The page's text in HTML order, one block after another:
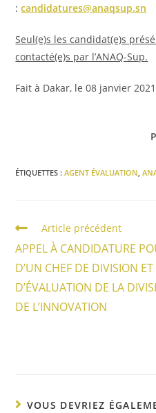
:candidatures@anaqsup.sn
Seul(e)s les candidat(e)s
contacté(e)s par l’ANAQ-Sup.
Fait à Dakar, le 08 janvier 2021
Professeur
ÉTIQUETTES :AGENT ÉVALUATION,
Article précédent
APPEL À CANDIDATURE
D’UN CHEF DE DIVISION
D’ÉVALUATION DE LA
DE L’INNOVATION
VOUS DEVRIEZ